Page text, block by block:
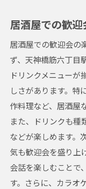
居酒屋での歓
居酒屋での歓迎会の
ず、天神橋筋六丁目
ドリンクメニューが
しさがあります。特
作料理など、居酒屋
また、ドリンクも種
などが楽しめます。
気も歓迎会を盛り上
会話を楽しむことで
す。さらに、カラオ